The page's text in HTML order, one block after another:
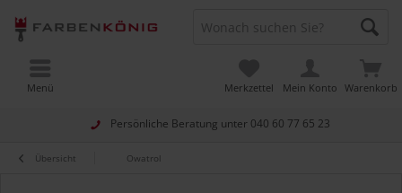
Persönliche Beratung unter 040 60 77 65 23
Warenkorb
Merkzettel Mein Konto
Menü
Übersicht Owatrol